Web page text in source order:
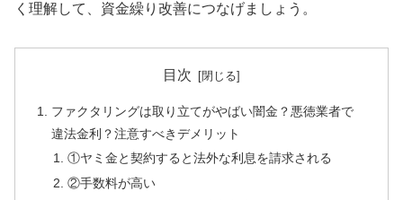
く理解して、資金繰り改善につなげましょう。
目次
ファクタリングは取り立てがやばい闇金？悪徳業者で
違法金利？注意すべきデメリット
①ヤミ金と契約すると法外な利息を請求される
②手数料が高い